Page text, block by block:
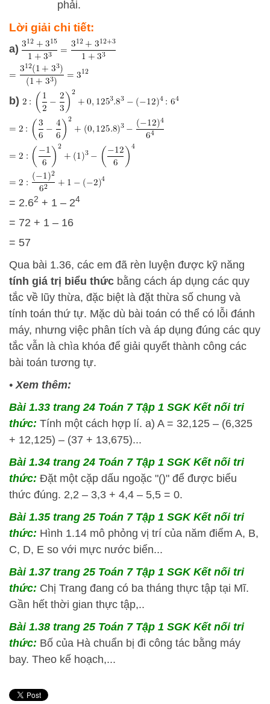
phải.
Lời giải chi tiết:
a)
b)
= 2.62 + 1 – 24
= 72 + 1 – 16
= 57
Qua bài 1.36, các em đã rèn luyện được kỹ năng
tính giá trị biểu thức bằng cách áp dụng các quy
tắc về lũy thừa, đặc biệt là đặt thừa số chung và
tính toán thứ tự. Mặc dù bài toán có thể có lỗi đánh
máy, nhưng việc phân tích và áp dụng đúng các quy
tắc vẫn là chìa khóa để giải quyết thành công các
bài toán tương tự.
• Xem thêm:
Bài 1.33 trang 24 Toán 7 Tập 1 SGK Kết nối tri
thức: Tính một cách hợp lí. a) A = 32,125 – (6,325
+ 12,125) – (37 + 13,675)...
Bài 1.34 trang 24 Toán 7 Tập 1 SGK Kết nối tri
thức: Đặt một cặp dấu ngoặc "()" để được biểu
thức đúng. 2,2 – 3,3 + 4,4 – 5,5 = 0.
Bài 1.35 trang 25 Toán 7 Tập 1 SGK Kết nối tri
thức: Hình 1.14 mô phỏng vị trí của năm điểm A, B,
C, D, E so với mực nước biển...
Bài 1.37 trang 25 Toán 7 Tập 1 SGK Kết nối tri
thức: Chị Trang đang có ba tháng thực tập tại Mĩ.
Gần hết thời gian thực tập,..
Bài 1.38 trang 25 Toán 7 Tập 1 SGK Kết nối tri
thức: Bố của Hà chuẩn bị đi công tác bằng máy
bay. Theo kế hoạch,...